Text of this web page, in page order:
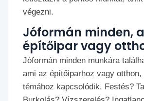
végezni.
Jóformán minden,
építőipar vagy
Jóformán minden munkára
ami az építőiparhoz vagy
témához kapcsolódik. Festés?